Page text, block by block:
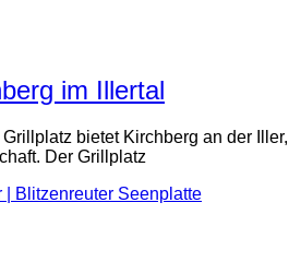
im Illertal
bietet Kirchberg an der Iller,
Der Grillplatz